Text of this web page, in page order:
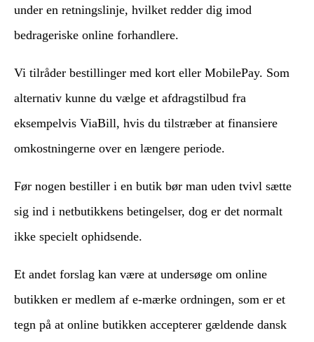
under en retningslinje, hvilket redder dig imod
bedrageriske online forhandlere.
Vi tilråder bestillinger med kort eller MobilePay. Som
alternativ kunne du vælge et afdragstilbud fra
eksempelvis ViaBill, hvis du tilstræber at finansiere
omkostningerne over en længere periode.
Før nogen bestiller i en butik bør man uden tvivl sætte
sig ind i netbutikkens betingelser, dog er det normalt
ikke specielt ophidsende.
Et andet forslag kan være at undersøge om online
butikken er medlem af e-mærke ordningen, som er et
tegn på at online butikken accepterer gældende dansk